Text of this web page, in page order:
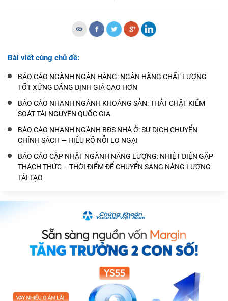
Bài viết cùng chủ đề:
BÁO CÁO NGÀNH NGÂN HÀNG: NGÂN HÀNG CHẤT LƯỢNG
TỐT XỨNG ĐÁNG ĐỊNH GIÁ CAO HƠN
BÁO CÁO NHANH NGÀNH KHOÁNG SẢN: THẮT CHẶT KIỂM
SOÁT TÀI NGUYÊN QUỐC GIA
BÁO CÁO NHANH NGÀNH BĐS NHÀ Ở: SỰ DỊCH CHUYỂN
CHÍNH SÁCH — HIỂU RÕ NỖI LO NGẠI
BÁO CÁO CẬP NHẬT NGÀNH NĂNG LƯỢNG: NHIỆT ĐIỆN GẶP
THÁCH THỨC – THỜI ĐIỂM ĐỂ CHUYỂN SANG NĂNG LƯỢNG
TÁI TẠO